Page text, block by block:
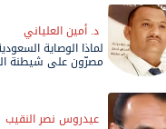
د. أمين العلياني
لماذا الوصاية
مصرّون على شيطنة
عيدروس نصر النقيب